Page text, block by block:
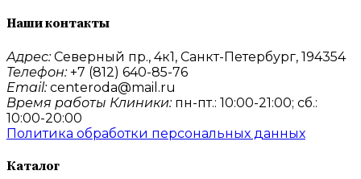
Наши контакты
Адрес:Северный пр., 4к1, Санкт-Петербург, 194354
Телефон:+7 (812) 640-85-76
Email:centeroda@mail.ru
Время работы Клиники:пн-пт.: 10:00-21:00; сб.:
10:00-20:00
Политика обработки персональных данных
Каталог